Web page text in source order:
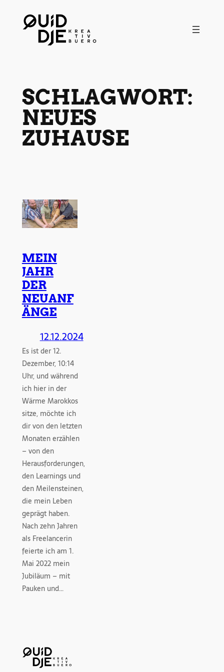
Inhalt
springen
SCHLAGWORT:
NEUES
ZUHAUSE
MEIN
JAHR
DER
NEUANF
ÄNGE
12.12.2024
Es ist der 12.
Dezember, 10:14
Uhr, und während
ich hier in der
Wärme Marokkos
sitze, möchte ich
dir von den letzten
Monaten erzählen
– von den
Herausforderungen,
den Learnings und
den Meilensteinen,
die mein Leben
geprägt haben.
Nach zehn Jahren
als Freelancerin
feierte ich am 1.
Mai 2022 mein
Jubiläum – mit
Pauken und…